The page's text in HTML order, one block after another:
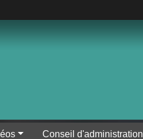
Conseil d'administration